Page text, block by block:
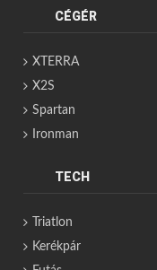
CÉGÉR
XTERRA
X2S
Spartan
Ironman
TECH
Triatlon
Kerékpár